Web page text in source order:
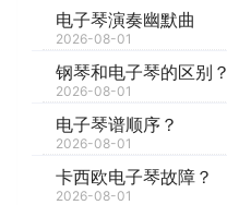
电子琴演奏幽默曲
2026-08-01
钢琴和电子琴的区别？
2026-08-01
电子琴谱顺序？
2026-08-01
卡西欧电子琴故障？
2026-08-01